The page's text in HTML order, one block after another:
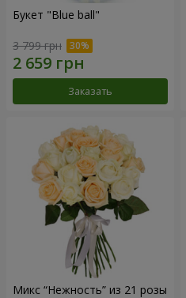
Букет "Blue ball"
3 799 грн
Заказать
Микс “Нежность” из 21 розы